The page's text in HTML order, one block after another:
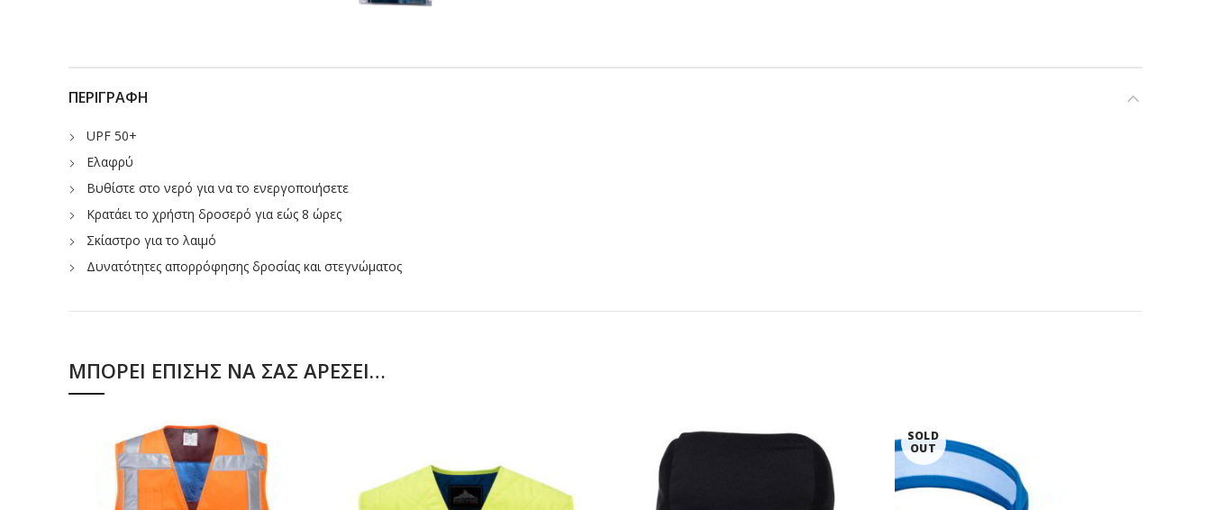
ΠΕΡΙΓΡΑΦΉ
UPF 50+
Ελαφρύ
Βυθίστε στο νερό για να το ενεργοποιήσετε
Κρατάει το χρήστη δροσερό για εώς 8 ώρες
Σκίαστρο για το λαιμό
Δυνατότητες απορρόφησης δροσίας και στεγνώματος
ΜΠΟΡΕΊ ΕΠΊΣΗΣ ΝΑ ΣΑΣ ΑΡΈΣΕΙ…
SOLD
OUT